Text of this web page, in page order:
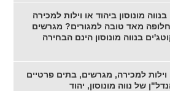
מונוסון ביהוד או וילות למכירה
מאד טובה למגורים? מגרשים
בנווה מונוסון הינם הבחירה
וילות למכירה, מגרשים, בתים פרטיים
של נווה מונוסון, יהוד